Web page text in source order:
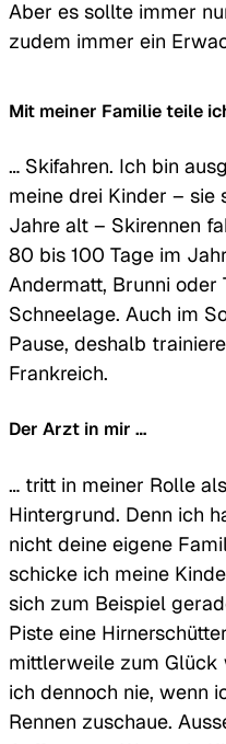
Aber es sollte immer
zudem immer ein
Mit meiner Familie teile
… Skifahren. Ich bin
meine drei Kinder – sie
Jahre alt – Skirennen
80 bis 100 Tage im
Andermatt, Brunni oder
Schneelage. Auch im
Pause, deshalb
Frankreich.
Der Arzt in mir …
… tritt in meiner Rolle
Hintergrund. Denn ich
nicht deine eigene
schicke ich meine
sich zum Beispiel
Piste eine
mittlerweile zum Glück
ich dennoch nie, wenn
Rennen zuschaue.